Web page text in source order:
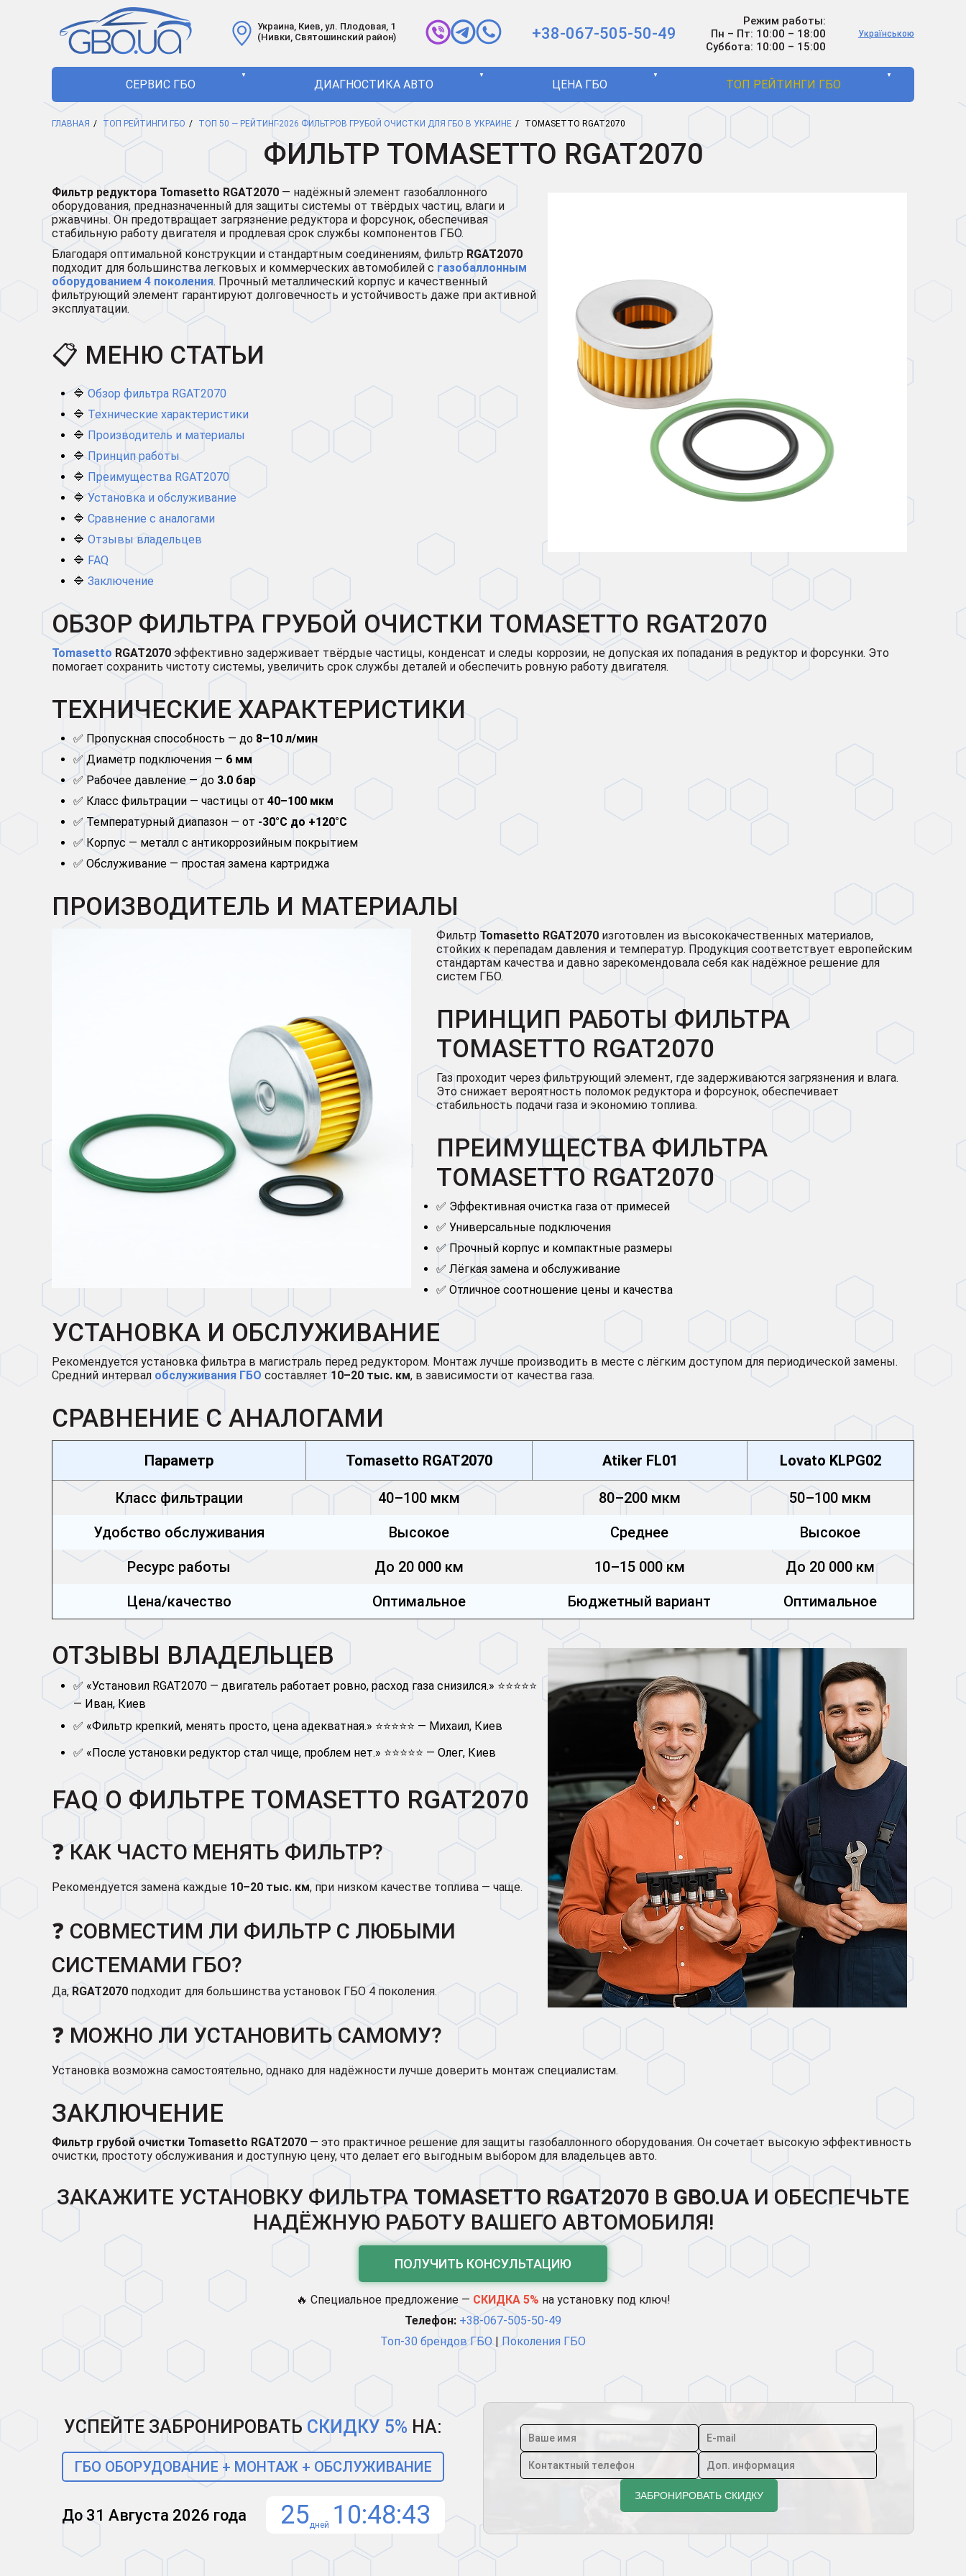
Украина, Киев, ул. Плодовая, 1
(Нивки, Святошинский район)
+38-067-505-50-49
Режим работы:
Пн – Пт: 10:00 – 18:00
Суббота: 10:00 – 15:00
Українською
СЕРВИС ГБО
▼
ДИАГНОСТИКА АВТО
▼
ЦЕНА ГБО
▼
ТОП РЕЙТИНГИ ГБО
▼
ГЛАВНАЯ ТОП РЕЙТИНГИ ГБО ТОП 50 — РЕЙТИНГ-2026 ФИЛЬТРОВ ГРУБОЙ ОЧИСТКИ ДЛЯ ГБО В УКРАИНЕ TOMASETTO RGAT2070
ФИЛЬТР TOMASETTO RGAT2070
Фильтр редуктора Tomasetto RGAT2070 — надёжный элемент газобаллонного
оборудования, предназначенный для защиты системы от твёрдых частиц, влаги и
ржавчины. Он предотвращает загрязнение редуктора и форсунок, обеспечивая
стабильную работу двигателя и продлевая срок службы компонентов ГБО.
Благодаря оптимальной конструкции и стандартным соединениям, фильтрRGAT2070
подходит для большинства легковых и коммерческих автомобилей с газобаллонным
оборудованием 4 поколения. Прочный металлический корпус и качественный
фильтрующий элемент гарантируют долговечность и устойчивость даже при активной
эксплуатации.
📋 МЕНЮ СТАТЬИ
🔷Обзор фильтра RGAT2070
🔷 Технические характеристики
🔷 Производитель и материалы
🔷Принцип работы
🔷 Преимущества RGAT2070
🔷Установка и обслуживание
🔷 Сравнение с аналогами
🔷 Отзывы владельцев
🔷 FAQ
🔷 Заключение
ОБЗОР ФИЛЬТРА ГРУБОЙ ОЧИСТКИ TOMASETTO RGAT2070
Tomasetto RGAT2070 эффективно задерживает твёрдые частицы, конденсат и следы коррозии, не допуская их попадания в редуктор и форсунки. Это
помогает сохранить чистоту системы, увеличить срок службы деталей и обеспечить ровную работу двигателя.
ТЕХНИЧЕСКИЕ ХАРАКТЕРИСТИКИ
✅ Пропускная способность — до 8–10 л/мин
✅ Диаметр подключения — 6 мм
✅ Рабочее давление — до 3.0 бар
✅ Класс фильтрации — частицы от 40–100 мкм
✅ Температурный диапазон — от -30°С до +120°С
✅ Корпус — металл с антикоррозийным покрытием
✅ Обслуживание — простая замена картриджа
ПРОИЗВОДИТЕЛЬ И МАТЕРИАЛЫ
Фильтр Tomasetto RGAT2070 изготовлен из высококачественных материалов,
стойких к перепадам давления и температур. Продукция соответствует европейским
стандартам качества и давно зарекомендовала себя как надёжное решение для
систем ГБО.
ПРИНЦИП РАБОТЫ ФИЛЬТРА
TOMASETTO RGAT2070
Газ проходит через фильтрующий элемент, где задерживаются загрязнения и влага.
Это снижает вероятность поломок редуктора и форсунок, обеспечивает
стабильность подачи газа и экономию топлива.
ПРЕИМУЩЕСТВА ФИЛЬТРА
TOMASETTO RGAT2070
✅ Эффективная очистка газа от примесей
✅ Универсальные подключения
✅ Прочный корпус и компактные размеры
✅ Лёгкая замена и обслуживание
✅ Отличное соотношение цены и качества
УСТАНОВКА И ОБСЛУЖИВАНИЕ
Рекомендуется установка фильтра в магистраль перед редуктором. Монтаж лучше производить в месте с лёгким доступом для периодической замены.
Средний интервал обслуживания ГБО составляет10–20 тыс. км, в зависимости от качества газа.
СРАВНЕНИЕ С АНАЛОГАМИ
Параметр Tomasetto RGAT2070 Atiker FL01 Lovato KLPG02
Класс фильтрации 40–100 мкм 80–200 мкм
50–100 мкм
Удобство обслуживания
Высокое Среднее
Высокое
Ресурс работы
До 20 000 км 10–15 000 км
До 20 000 км
Цена/качество
Оптимальное Бюджетный вариант Оптимальное
ОТЗЫВЫ ВЛАДЕЛЬЦЕВ
✅ «Установил RGAT2070 — двигатель работает ровно, расход газа снизился.» ⭐⭐⭐⭐⭐
— Иван, Киев
✅ «Фильтр крепкий, менять просто, цена адекватная.» ⭐⭐⭐⭐⭐ — Михаил, Киев
✅ «После установки редуктор стал чище, проблем нет.» ⭐⭐⭐⭐⭐ — Олег, Киев
FAQ О ФИЛЬТРЕ TOMASETTO RGAT2070
❓ КАК ЧАСТО МЕНЯТЬ ФИЛЬТР?
Рекомендуется замена каждые 10–20 тыс. км, при низком качестве топлива — чаще.
❓ СОВМЕСТИМ ЛИ ФИЛЬТР С ЛЮБЫМИ
СИСТЕМАМИ ГБО?
Да,RGAT2070 подходит для большинства установок ГБО 4 поколения.
❓ МОЖНО ЛИ УСТАНОВИТЬ САМОМУ?
Установка возможна самостоятельно, однако для надёжности лучше доверить монтаж специалистам.
ЗАКЛЮЧЕНИЕ
Фильтр грубой очистки Tomasetto RGAT2070 — это практичное решение для защиты газобаллонного оборудования. Он сочетает высокую эффективность
очистки, простоту обслуживания и доступную цену, что делает его выгодным выбором для владельцев авто.
ЗАКАЖИТЕ УСТАНОВКУ ФИЛЬТРА TOMASETTO RGAT2070 В GBO.UA И ОБЕСПЕЧЬТЕ
НАДЁЖНУЮ РАБОТУ ВАШЕГО АВТОМОБИЛЯ!
ПОЛУЧИТЬ КОНСУЛЬТАЦИЮ
🔥 Специальное предложение — СКИДКА 5% на установку под ключ!
Телефон: +38-067-505-50-49
Топ-30 брендов ГБО| Поколения ГБО
УСПЕЙТЕ ЗАБРОНИРОВАТЬ СКИДКУ 5% НА:
ГБО ОБОРУДОВАНИЕ + МОНТАЖ + ОБСЛУЖИВАНИЕ
До 31 Августа 2026 года 25дней 10 48 42